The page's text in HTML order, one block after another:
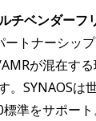
チベンダーフ
トナーシッ
が混在す
。SYNAOSは
準をサポー